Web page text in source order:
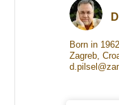
Born in
Zagreb,